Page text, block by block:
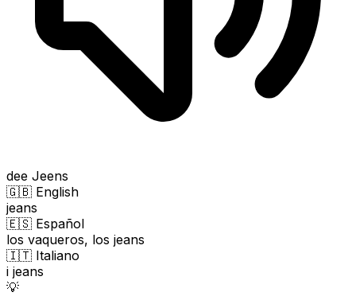
dee Jeens
🇬🇧 English
jeans
🇪🇸 Español
los vaqueros, los jeans
🇮🇹 Italiano
i jeans
💡